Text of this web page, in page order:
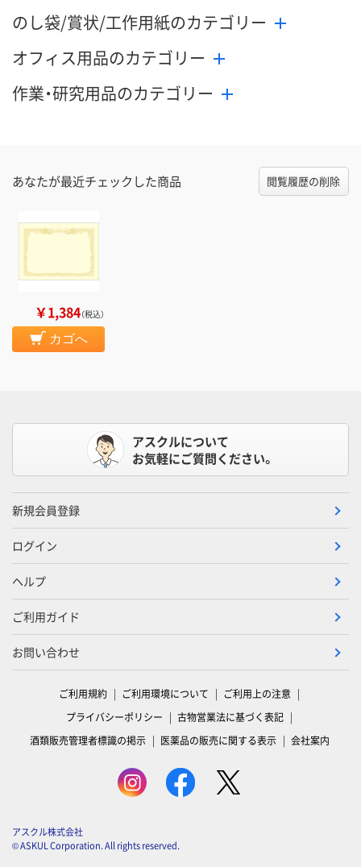
のし袋/賞状/工作用紙のカテゴリー
オフィス用品のカテゴリー
作業・研究用品のカテゴリー
あなたが最近チェックした商品 閲覧履歴の削除
￥1,384（税込）
カゴへ
アスクルについて
お気軽にご質問ください。
新規会員登録
ログイン
ヘルプ
ご利用ガイド
お問い合わせ
ご利用規約 ご利用環境について
ご利用上の注意
プライバシーポリシー
古物営業法に基づく表記
酒類販売管理者標識の掲示
医薬品の販売に関する表示 会社案内
アスクル株式会社
© ASKUL Corporation. All rights reserved.